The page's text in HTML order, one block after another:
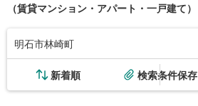
（賃貸マンション・アパート・一戸建て）
明石市林崎町
新着順 検索条件保存